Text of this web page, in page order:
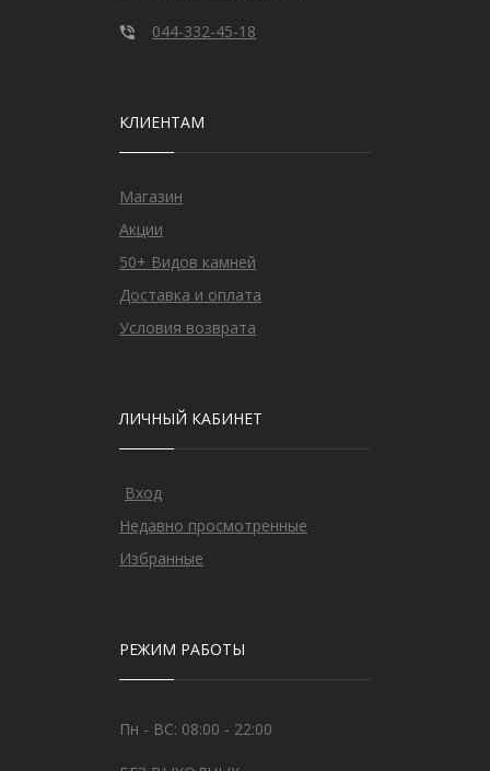
044-332-45-18
КЛИЕНТАМ
Магазин
Акции
50+ Видов камней
Доставка и оплата
Условия возврата
ЛИЧНЫЙ КАБИНЕТ
Вход
Недавно просмотренные
Избранные
РЕЖИМ РАБОТЫ
Пн - ВС: 08:00 - 22:00